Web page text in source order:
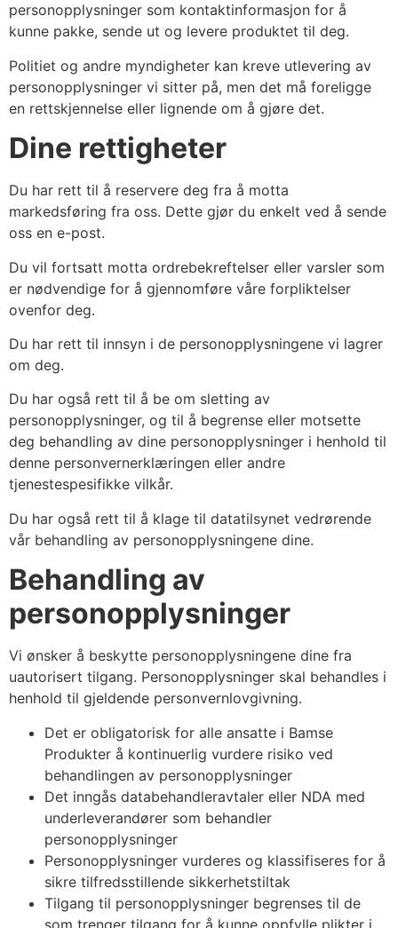
personopplysninger som kontaktinformasjon for å
kunne pakke, sende ut og levere produktet til deg.
Politiet og andre myndigheter kan kreve utlevering av
personopplysninger vi sitter på, men det må foreligge
en rettskjennelse eller lignende om å gjøre det.
Dine rettigheter
Du har rett til å reservere deg fra å motta
markedsføring fra oss. Dette gjør du enkelt ved å sende
oss en e-post.
Du vil fortsatt motta ordrebekreftelser eller varsler som
er nødvendige for å gjennomføre våre forpliktelser
ovenfor deg.
Du har rett til innsyn i de personopplysningene vi lagrer
om deg.
Du har også rett til å be om sletting av
personopplysninger, og til å begrense eller motsette
deg behandling av dine personopplysninger i henhold til
denne personvernerklæringen eller andre
tjenestespesifikke vilkår.
Du har også rett til å klage til datatilsynet vedrørende
vår behandling av personopplysningene dine.
Behandling av
personopplysninger
Vi ønsker å beskytte personopplysningene dine fra
uautorisert tilgang. Personopplysninger skal behandles i
henhold til gjeldende personvernlovgivning.
Det er obligatorisk for alle ansatte i Bamse
Produkter å kontinuerlig vurdere risiko ved
behandlingen av personopplysninger
Det inngås databehandleravtaler eller NDA med
underleverandører som behandler
personopplysninger
Personopplysninger vurderes og klassifiseres for å
sikre tilfredsstillende sikkerhetstiltak
Tilgang til personopplysninger begrenses til de
som trenger tilgang for å kunne oppfylle plikter i